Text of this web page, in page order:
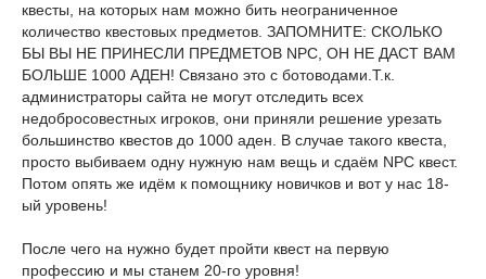
квесты, на которых нам можно бить неограниченное
количество квестовых предметов. ЗАПОМНИТЕ: СКОЛЬКО
БЫ ВЫ НЕ ПРИНЕСЛИ ПРЕДМЕТОВ NPC, ОН НЕ ДАСТ ВАМ
БОЛЬШЕ 1000 АДЕН! Связано это с ботоводами.Т.к.
администраторы сайта не могут отследить всех
недобросовестных игроков, они приняли решение урезать
большинство квестов до 1000 аден. В случае такого квеста,
просто выбиваем одну нужную нам вещь и сдаём NPC квест.
Потом опять же идём к помощнику новичков и вот у нас 18-
ый уровень!
После чего на нужно будет пройти квест на первую
профессию и мы станем 20-го уровня!